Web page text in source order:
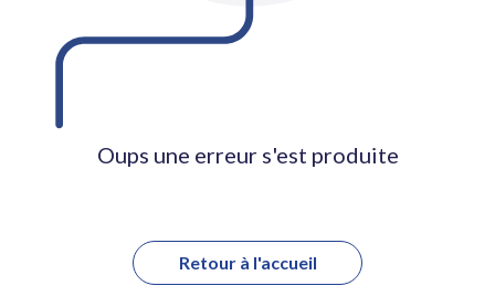
Oups une erreur s'est produite
Retour à l'accueil